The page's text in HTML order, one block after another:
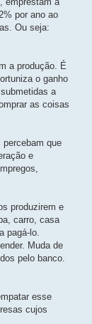
por ano ao
Ou seja:
a produção. É
o ganho
a
as coisas
que
e
produzirem e
carro, casa
pagá-lo.
Muda de
pelo banco.
esse
cujos